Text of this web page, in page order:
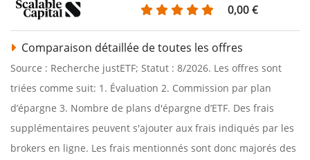
0,00 €
Comparaison détaillée de toutes les offres
Source : Recherche justETF; Statut : 8/2026. Les offres sont
triées comme suit: 1. Évaluation 2. Commission par plan
d’épargne 3. Nombre de plans d'épargne d’ETF. Des frais
supplémentaires peuvent s'ajouter aux frais indiqués par les
brokers en ligne. Les frais mentionnés sont donc majorés des